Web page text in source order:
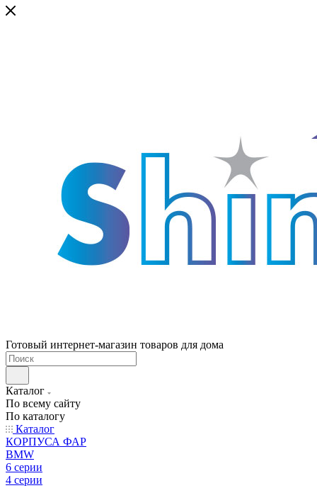
Готовый интернет-магазин товаров для дома
Каталог
По всему сайту
По каталогу
Каталог
КОРПУСА ФАР
BMW
6 серии
4 серии